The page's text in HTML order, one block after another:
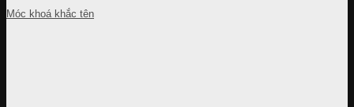
Móc khoá khắc tên